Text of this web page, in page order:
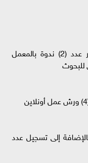
(5) ندوات أونلاين بالإضافة إلى حضور عدد (2) ندوة بالمعمل
للبحوث
علمية بالإضافة إلى تسجيل عدد